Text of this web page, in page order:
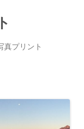
真プリント